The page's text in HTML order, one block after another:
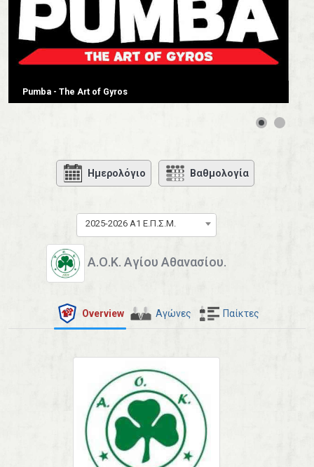
Pumba - The Art of Gyros
Ημερολόγιο Βαθμολογία
2025-2026 Α1 Ε.Π.Σ.Μ.
Α.Ο.Κ. Αγίου Αθανασίου.
Overview Αγώνες Παίκτες